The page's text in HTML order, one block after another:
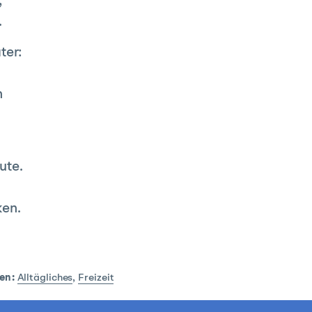
Alltägliches, Freizeit